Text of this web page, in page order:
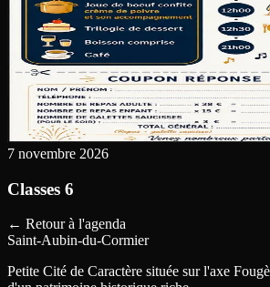
7 novembre 2026
Classes 6
← Retour à l'agenda
Saint-Aubin-du-Cormier
Petite Cité de Caractère située sur l'axe